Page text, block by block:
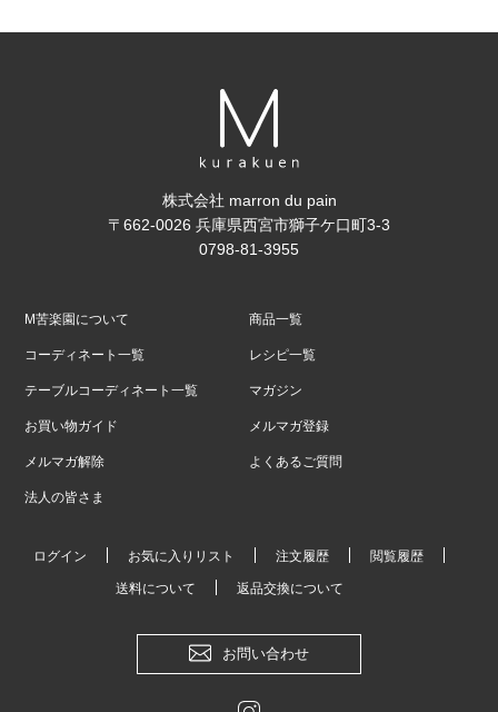
株式会社 marron du pain
〒662-0026 兵庫県西宮市獅子ケ口町3-3
0798-81-3955
M苦楽園について 商品一覧
コーディネート一覧 レシピ一覧
テーブルコーディネート一覧 マガジン
お買い物ガイド メルマガ登録
メルマガ解除 よくあるご質問
法人の皆さま
ログイン お気に入りリスト 注文履歴 閲覧履歴
送料について 返品交換について
お問い合わせ